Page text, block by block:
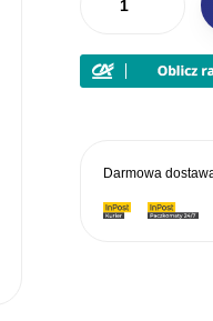
Pojemników
Bait
Pro
Darmowa